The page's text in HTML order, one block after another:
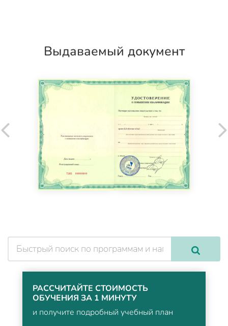
Выдаваемый документ
РАССЧИТАЙТЕ СТОИМОСТЬ
ОБУЧЕНИЯ ЗА 1 МИНУТУ
и получите подробный учебный план